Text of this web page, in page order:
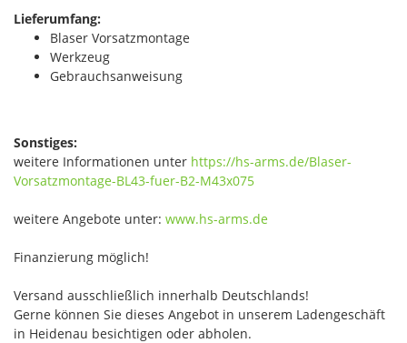
Lieferumfang:
Blaser Vorsatzmontage
Werkzeug
Gebrauchsanweisung
Sonstiges:
weitere Informationen unter https://hs-arms.de/Blaser-
Vorsatzmontage-BL43-fuer-B2-M43x075
weitere Angebote unter: www.hs-arms.de
Finanzierung möglich!
Versand ausschließlich innerhalb Deutschlands!
Gerne können Sie dieses Angebot in unserem Ladengeschäft
in Heidenau besichtigen oder abholen.